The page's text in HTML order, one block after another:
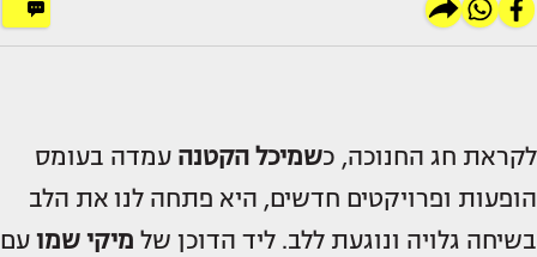
לקראת חג החנוכה, כשמיכל הקטנה עמדה בעומס
הופעות ופרויקטים חדשים, היא פתחה לנו את הלב
בשיחה גלויה ונוגעת ללב. ליד הדוכן של מיקי שמו עם